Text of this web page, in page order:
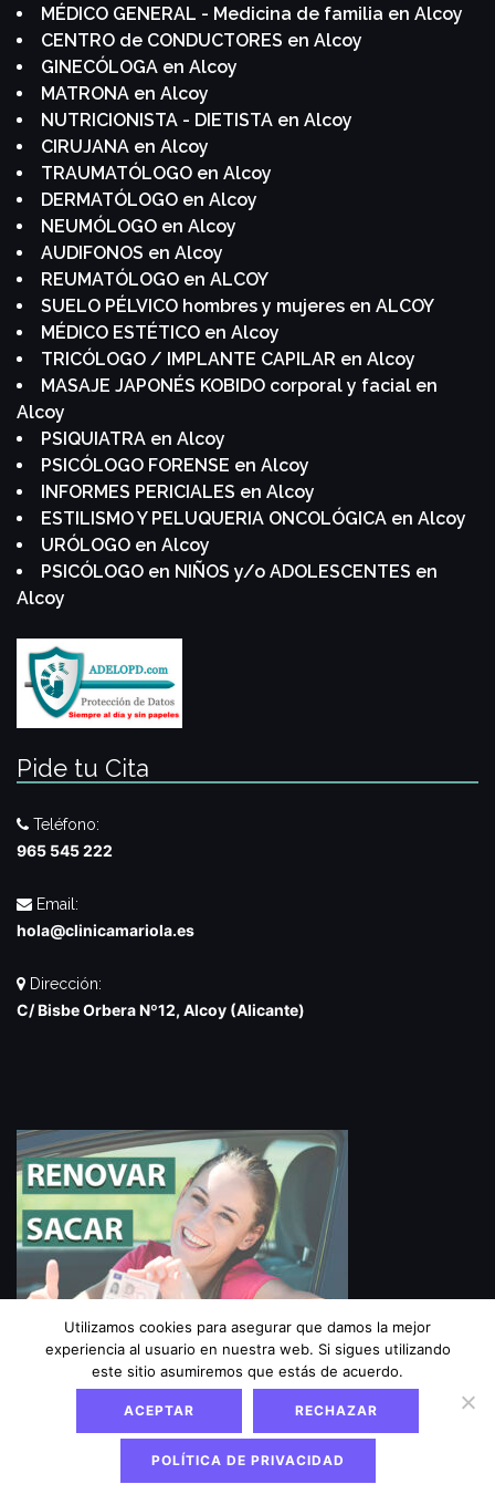
MÉDICO GENERAL - Medicina de familia en Alcoy
CENTRO de CONDUCTORES en Alcoy
GINECÓLOGA en Alcoy
MATRONA en Alcoy
NUTRICIONISTA - DIETISTA en Alcoy
CIRUJANA en Alcoy
TRAUMATÓLOGO en Alcoy
DERMATÓLOGO en Alcoy
NEUMÓLOGO en Alcoy
AUDIFONOS en Alcoy
REUMATÓLOGO en ALCOY
SUELO PÉLVICO hombres y mujeres en ALCOY
MÉDICO ESTÉTICO en Alcoy
TRICÓLOGO / IMPLANTE CAPILAR en Alcoy
MASAJE JAPONÉS KOBIDO corporal y facial en
Alcoy
PSIQUIATRA en Alcoy
PSICÓLOGO FORENSE en Alcoy
INFORMES PERICIALES en Alcoy
ESTILISMO Y PELUQUERIA ONCOLÓGICA en Alcoy
URÓLOGO en Alcoy
PSICÓLOGO en NIÑOS y/o ADOLESCENTES en
Alcoy
Pide tu Cita
Teléfono:
965 545 222
Email:
hola@clinicamariola.es
Dirección:
C/ Bisbe Orbera Nº12, Alcoy (Alicante)
|Política de privacidad|Política de
Utilizamos cookies para asegurar que damos la mejor
experiencia al usuario en nuestra web. Si sigues utilizando
este sitio asumiremos que estás de acuerdo.
ACEPTAR RECHAZAR
POLÍTICA DE PRIVACIDAD